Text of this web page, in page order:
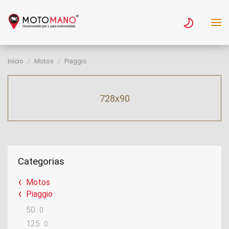
Início Motos Piaggio
728x90
Categorias
Motos
Piaggio
50
0
125 0